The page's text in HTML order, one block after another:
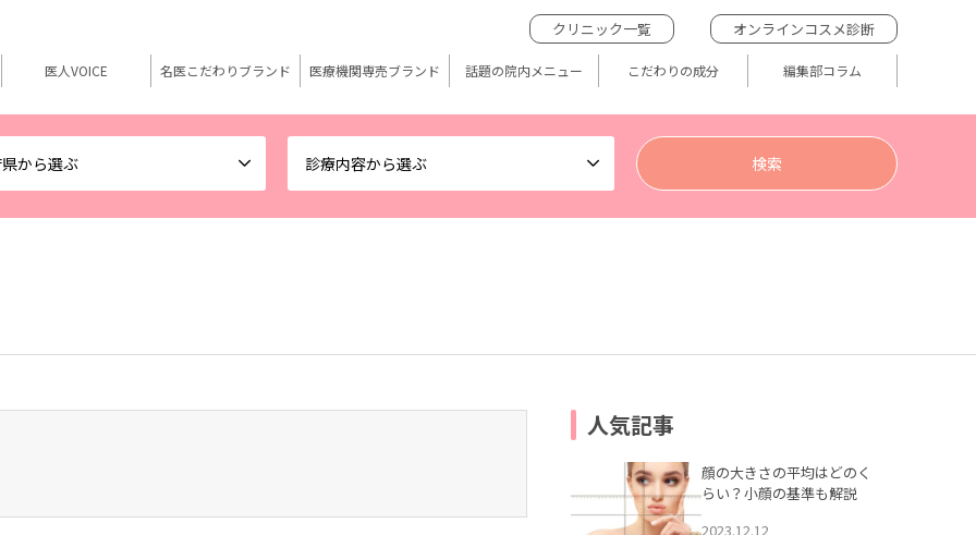
から選ぶ 診療内容から選ぶ
クリニック一覧 オンラインコスメ診断
医人VOICE 名医こだわりブランド 医療機関専売ブランド 話題の院内メニュー こだわりの成分 編集部コラム
人気記事
顔の大きさの平均はどのく
らい？小顔の基準も解説
2023.12.12